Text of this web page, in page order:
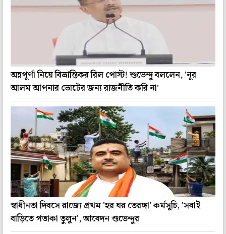
অন্নপূর্ণা নিয়ে বিভ্রান্তিকর রিল পোস্ট! শুভেন্দু বললেন, 'নূর
আলম আপনার ভোটের জন্য রাজনীতি করি না'
স্বাধীনতা দিবসে রাজ্যে প্রথম 'হর ঘর তেরঙ্গা' কর্মসূচি, 'সবাই
বাড়িতে পতাকা তুলুন', আবেদন শুভেন্দুর